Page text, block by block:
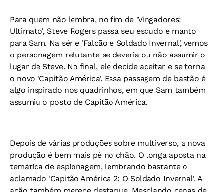
Para quem não lembra, no fim de 'Vingadores:
Ultimato', Steve Rogers passa seu escudo e manto
para Sam. Na série 'Falcão e Soldado Invernal', vemos
o personagem relutante se deveria ou não assumir o
lugar de Steve. No final, ele decide aceitar e se torna
o novo 'Capitão América'. Essa passagem de bastão é
algo inspirado nos quadrinhos, em que Sam também
assumiu o posto de Capitão América.
Depois de várias produções sobre multiverso, a nova
produção é bem mais pé no chão. O longa aposta na
temática de espionagem, lembrando bastante o
aclamado 'Capitão América 2: O Soldado Invernal'. A